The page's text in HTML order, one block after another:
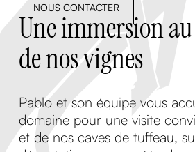
NOUS CONTACTER
Une immersion
de nos vignes
Pablo et son équipe vous
domaine pour une visite
et de nos caves de tuffeau,